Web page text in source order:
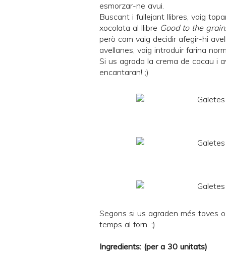
esmorzar-ne avui.
Buscant i fullejant llibres, vaig
xocolata al llibre Good to the grain
però com vaig decidir afegir-hi
avellanes, vaig introduir farina
Si us agrada la crema de cacau i
encantaran! ;)
Segons si us agraden més toves
temps al forn. ;)
Ingredients: (per a 30 unitats)